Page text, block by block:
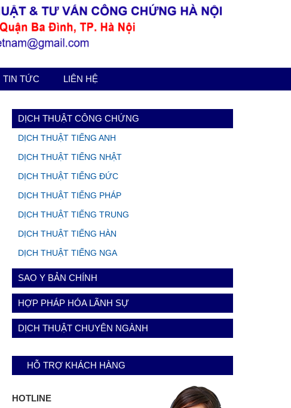
TIN TỨC LIÊN HỆ
DỊCH THUẬT CÔNG CHỨNG
DỊCH THUẬT TIẾNG ANH
DỊCH THUẬT TIẾNG NHẬT
DỊCH THUẬT TIẾNG ĐỨC
DỊCH THUẬT TIẾNG PHÁP
DỊCH THUẬT TIẾNG TRUNG
DỊCH THUẬT TIẾNG HÀN
DỊCH THUẬT TIẾNG NGA
SAO Y BẢN CHÍNH
HỢP PHÁP HÓA LÃNH SỰ
DỊCH THUẬT CHUYÊN NGÀNH
HỖ TRỢ KHÁCH HÀNG
HOTLINE